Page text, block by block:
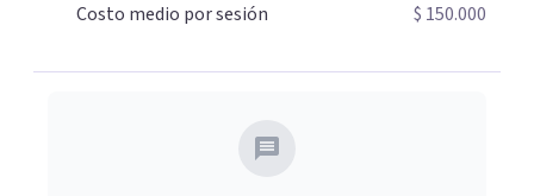
Costo medio por sesión
$ 150.000